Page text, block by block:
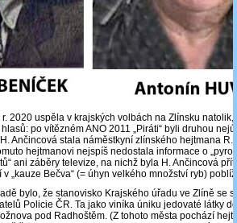
r. 2020 uspěla v krajských volbách na Zlínsku
po vítězném ANO 2011 „Piráti“ byli druhou
Ančincová stala náměstkyní zlínského hejtmana R.
hejtmanovi nejspíš nedostala informace o
ani záběry televize, na nichž byla H. Ančincová
„kauze Bečva“ (= úhyn velkého množství ryb)
bylo, že stanovisko Krajského úřadu ve Zlíně se
Policie ČR. Ta jako viníka úniku jedovaté látky
pod Radhoštěm. (Z tohoto města pochází